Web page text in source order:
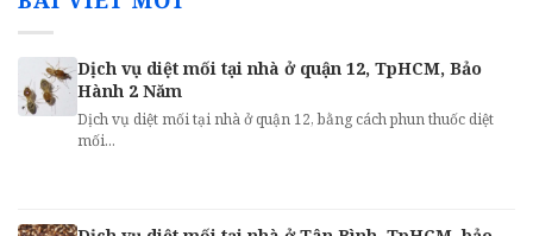
Dịch vụ diệt mối tại nhà ở quận 12, TpHCM, Bảo
Hành 2 Năm
Dịch vụ diệt mối tại nhà ở quận 12, bằng cách phun thuốc diệt
mối...